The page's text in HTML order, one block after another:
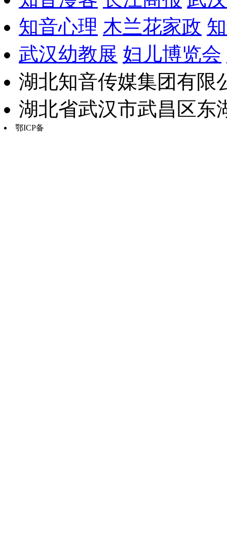
知音心理 木兰花家政
武汉幼教展 妇儿博览会
湖北知音传媒集团有限
湖北省武汉市武昌区东
鄂ICP备